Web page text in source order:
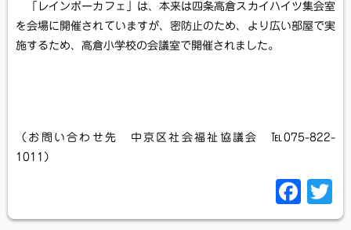
「レインボーカフェ」は、本来は四条高倉スカイハイツ集会室
を会場に開催されていますが、密防止のため、より広い部屋で実
施するため、高倉小学校の会議室で開催されました。
（お問い合わせ先 中京区社会福祉協議会 ℡075-822-
1011）
F
a